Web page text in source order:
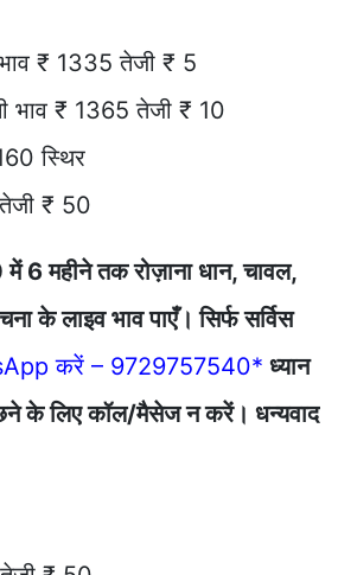
₹ 1335 तेजी ₹ 5
भाव ₹ 1365 तेजी ₹ 10
स्थिर
₹ 50
6 महीने तक रोज़ाना धान, चावल,
के लाइव भाव पाएँ। सिर्फ सर्विस
करें – 9729757540* ध्यान
के लिए कॉल/मैसेज न करें। धन्यवाद